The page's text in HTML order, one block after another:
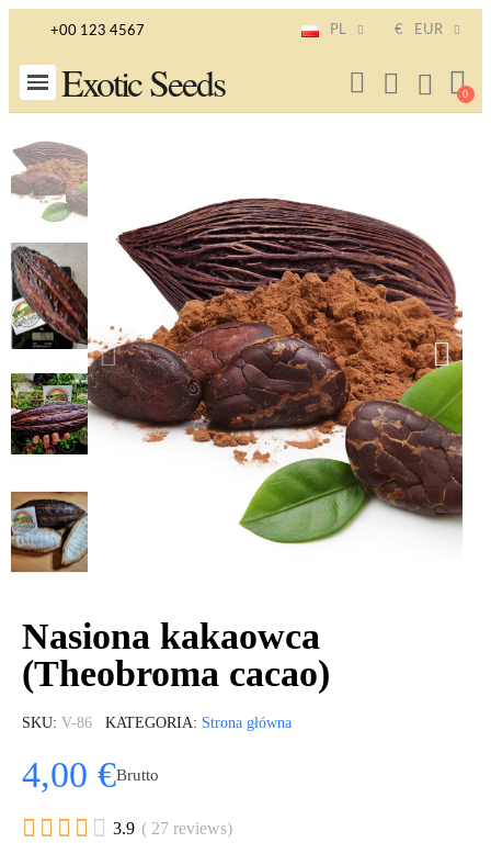
+00 123 4567 PL € EUR
Exotic Seeds
Nasiona kakaowca
(Theobroma cacao)
SKU V-86 KATEGORIA Strona główna
4,00 €Brutto
     3.9 ( 27 reviews)